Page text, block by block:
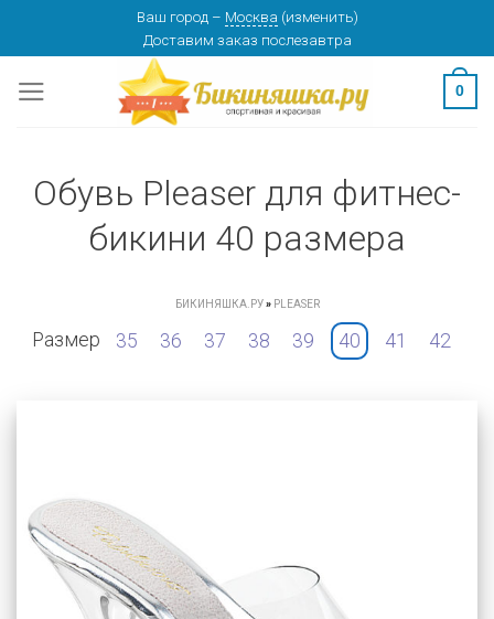
content
Ваш город – Москва (изменить)
Доставим заказ послезавтра
0
Обувь Pleaser для фитнес-
бикини 40 размера
БИКИНЯШКА.РУ» PLEASER
Размер 35 36 37 38 39 40 41 42